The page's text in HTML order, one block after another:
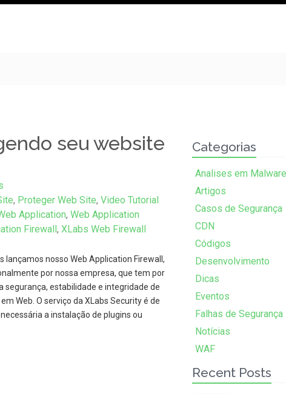
seu website
, Proteger Web Site, Video Tutorial
Application, Web Application
Firewall, XLabs Web Firewall
nosso Web Application Firewall,
por nossa empresa, que tem por
segurança, estabilidade e integridade de
Web. O serviço da XLabs Security é de
a instalação de plugins ou
Categorias
Analises em
Artigos
Casos de Segurança
CDN
Códigos
Desenvolvimento
Dicas
Eventos
Falhas de Segurança
Notícias
WAF
Recent Posts